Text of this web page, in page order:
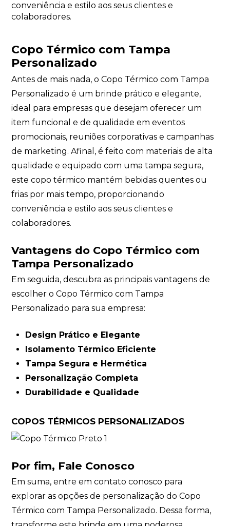
conveniência e estilo aos seus clientes e
colaboradores.
Copo Térmico com Tampa
Personalizado
Antes de mais nada, o Copo Térmico com Tampa
Personalizado é um brinde prático e elegante,
ideal para empresas que desejam oferecer um
item funcional e de qualidade em eventos
promocionais, reuniões corporativas e campanhas
de marketing. Afinal, é feito com materiais de alta
qualidade e equipado com uma tampa segura,
este copo térmico mantém bebidas quentes ou
frias por mais tempo, proporcionando
conveniência e estilo aos seus clientes e
colaboradores.
Vantagens do Copo Térmico com
Tampa Personalizado
Em seguida, descubra as principais vantagens de
escolher o Copo Térmico com Tampa
Personalizado para sua empresa:
Design Prático e Elegante
Isolamento Térmico Eficiente
Tampa Segura e Hermética
Personalização Completa
Durabilidade e Qualidade
COPOS TÉRMICOS PERSONALIZADOS
Por fim, Fale Conosco
Em suma,entre em contato conosco para
explorar as opções de personalização do Copo
Térmico com Tampa Personalizado. Dessa forma,